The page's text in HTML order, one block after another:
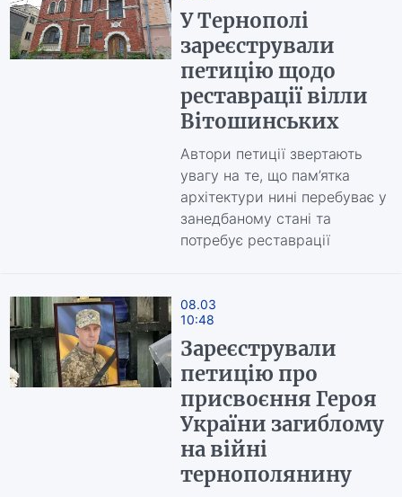
У Тернополі
зареєстрували
петицію щодо
реставрації вілли
Вітошинських
Автори петиції звертають
увагу на те, що пам’ятка
архітектури нині перебуває у
занедбаному стані та
потребує реставрації
08.03
10:48
Зареєстрували
петицію про
присвоєння Героя
України загиблому
на війні
тернополянину